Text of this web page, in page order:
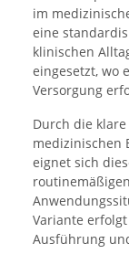
im
eine
klinischen
eingesetzt, wo
Versorgung
Durch die
medizinischen
eignet sich
Variante
Ausführung